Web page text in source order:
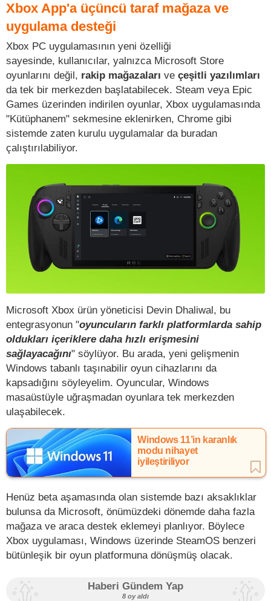
Xbox App'a üçüncü taraf mağaza ve
uygulama desteği
Xbox PC uygulamasının yeni özelliği
sayesinde, kullanıcılar, yalnızca Microsoft Store
oyunlarını değil, rakip mağazaları ve çeşitli yazılımları
da tek bir merkezden başlatabilecek. Steam veya Epic
Games üzerinden indirilen oyunlar, Xbox uygulamasında
"Kütüphanem" sekmesine eklenirken, Chrome gibi
sistemde zaten kurulu uygulamalar da buradan
çalıştırılabiliyor.
Microsoft Xbox ürün yöneticisi Devin Dhaliwal, bu
entegrasyonun "oyuncuların farklı platformlarda sahip
oldukları içeriklere daha hızlı erişmesini
sağlayacağını" söylüyor. Bu arada, yeni gelişmenin
Windows tabanlı taşınabilir oyun cihazlarını da
kapsadığını söyleyelim. Oyuncular, Windows
masaüstüyle uğraşmadan oyunlara tek merkezden
ulaşabilecek.
Windows 11’in karanlık
modu nihayet
iyileştiriliyor
Henüz beta aşamasında olan sistemde bazı aksaklıklar
bulunsa da Microsoft, önümüzdeki dönemde daha fazla
mağaza ve araca destek eklemeyi planlıyor. Böylece
Xbox uygulaması, Windows üzerinde SteamOS benzeri
bütünleşik bir oyun platformuna dönüşmüş olacak.
Haberi Gündem Yap
8 oy aldı